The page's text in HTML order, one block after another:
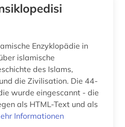
Enzyklopädie in
islamische
des Islams,
Zivilisation. Die 44-
wurde eingescannt - die
als HTML-Text und als
Informationen